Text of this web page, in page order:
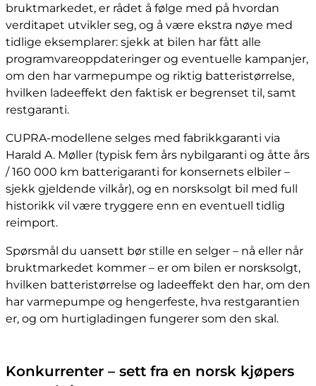
bruktmarkedet, er rådet å følge med på hvordan
verditapet utvikler seg, og å være ekstra nøye med
tidlige eksemplarer: sjekk at bilen har fått alle
programvareoppdateringer og eventuelle kampanjer,
om den har varmepumpe og riktig batteristørrelse,
hvilken ladeeffekt den faktisk er begrenset til, samt
restgaranti.
CUPRA-modellene selges med fabrikkgaranti via
Harald A. Møller (typisk fem års nybilgaranti og åtte års
/ 160 000 km batterigaranti for konsernets elbiler –
sjekk gjeldende vilkår), og en norsksolgt bil med full
historikk vil være tryggere enn en eventuell tidlig
reimport.
Spørsmål du uansett bør stille en selger – nå eller når
bruktmarkedet kommer – er om bilen er norsksolgt,
hvilken batteristørrelse og ladeeffekt den har, om den
har varmepumpe og hengerfeste, hva restgarantien
er, og om hurtigladingen fungerer som den skal.
Konkurrenter – sett fra en norsk kjøpers